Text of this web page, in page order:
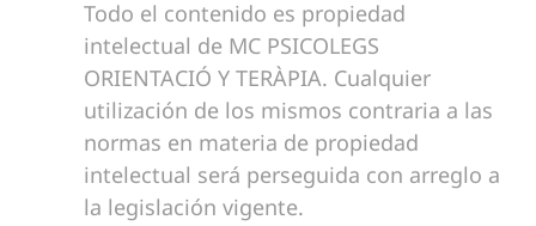
Todo el contenido es propiedad
intelectual de MC PSICOLEGS
ORIENTACIÓ Y TERÀPIA. Cualquier
utilización de los mismos contraria a las
normas en materia de propiedad
intelectual será perseguida con arreglo a
la legislación vigente.